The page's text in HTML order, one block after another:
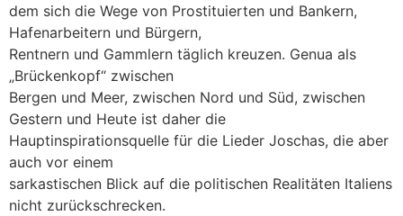
dem sich die Wege von Prostituierten und Bankern,
Hafenarbeitern und Bürgern,
Rentnern und Gammlern täglich kreuzen. Genua als
„Brückenkopf“ zwischen
Bergen und Meer, zwischen Nord und Süd, zwischen
Gestern und Heute ist daher die
Hauptinspirationsquelle für die Lieder Joschas, die aber
auch vor einem
sarkastischen Blick auf die politischen Realitäten Italiens
nicht zurückschrecken.